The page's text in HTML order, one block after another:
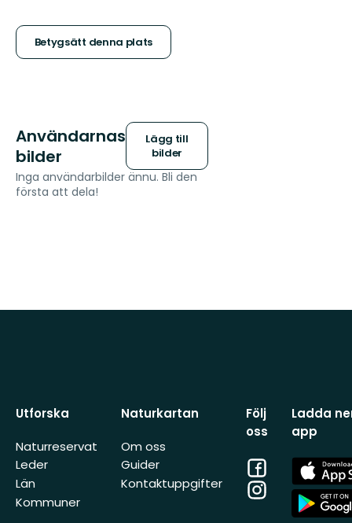
stjärnor
Betygsätt denna plats
Användarnas
bilder
Lägg till
bilder
Inga användarbilder ännu. Bli den
första att dela!
Utforska
Naturreservat
Leder
Län
Kommuner
Naturkartan
Om oss
Guider
Kontaktuppgifter
Följ
oss
Facebook
Instagram
Ladda
app
App
Store
App
Store